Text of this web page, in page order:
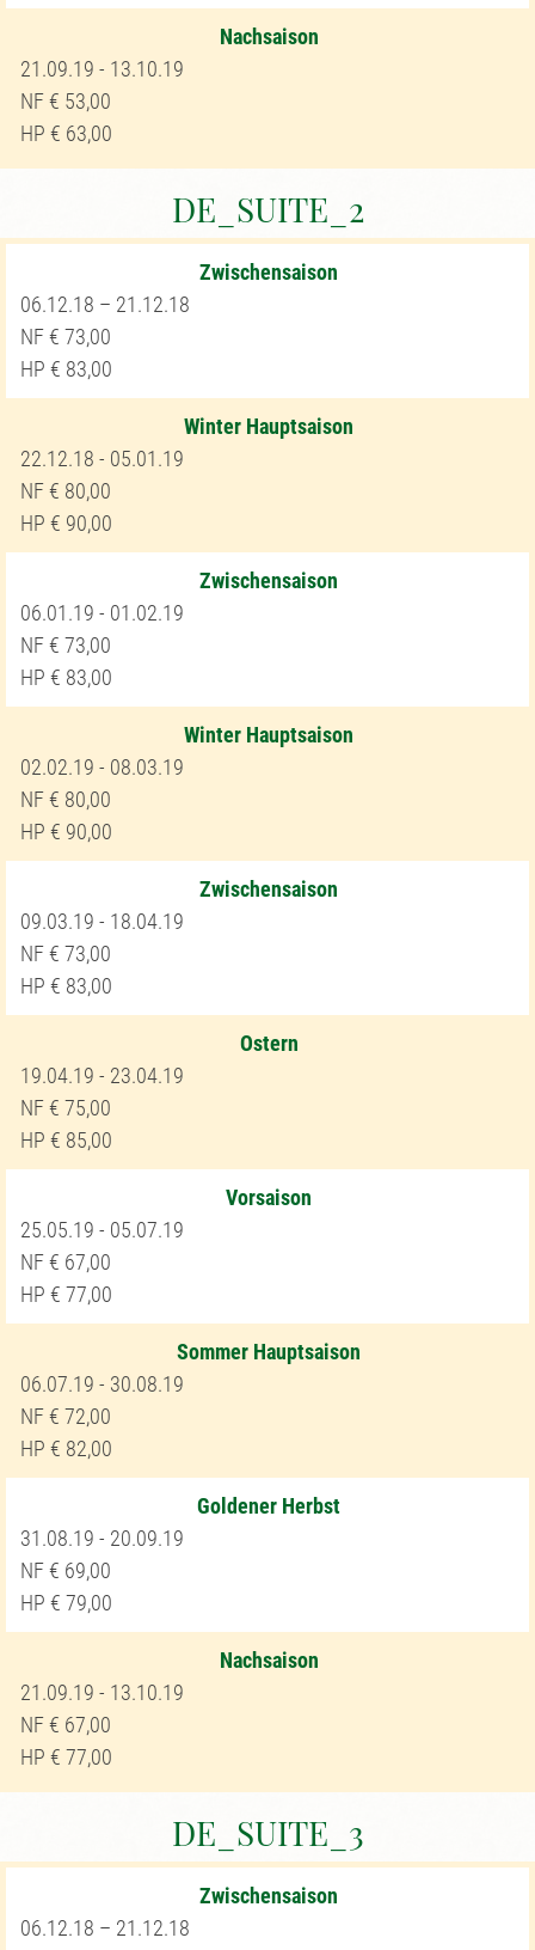
Nachsaison
21.09.19 - 13.10.19
53,00
63,00
DE_SUITE_2
Zwischensaison
06.12.18 – 21.12.18
73,00
83,00
Winter Hauptsaison
22.12.18 - 05.01.19
80,00
90,00
Zwischensaison
06.01.19 - 01.02.19
73,00
83,00
Winter Hauptsaison
02.02.19 - 08.03.19
80,00
90,00
Zwischensaison
09.03.19 - 18.04.19
73,00
83,00
Ostern
19.04.19 - 23.04.19
75,00
85,00
Vorsaison
25.05.19 - 05.07.19
67,00
77,00
Sommer Hauptsaison
06.07.19 - 30.08.19
72,00
82,00
Goldener Herbst
31.08.19 - 20.09.19
69,00
79,00
Nachsaison
21.09.19 - 13.10.19
67,00
77,00
DE_SUITE_3
Zwischensaison
06.12.18 – 21.12.18